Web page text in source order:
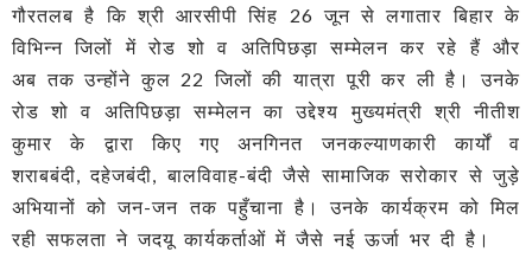
गौरतलब है कि श्री आरसीपी सिंह 26 जून से लगातार बिहार के
विभिन्न जिलों में रोड शो व अतिपिछड़ा सम्मेलन कर रहे हैं और
अब तक उन्होंने कुल 22 जिलों की यात्रा पूरी कर ली है। उनके
रोड शो व अतिपिछड़ा सम्मेलन का उद्देश्य मुख्यमंत्री श्री नीतीश
कुमार के द्वारा किए गए अनगिनत जनकल्याणकारी कार्यों व
शराबबंदी, दहेजबंदी, बालविवाह-बंदी जैसे सामाजिक सरोकार से जुड़े
अभियानों को जन-जन तक पहुँचाना है। उनके कार्यक्रम को मिल
रही सफलता ने जदयू कार्यकर्ताओं में जैसे नई ऊर्जा भर दी है।